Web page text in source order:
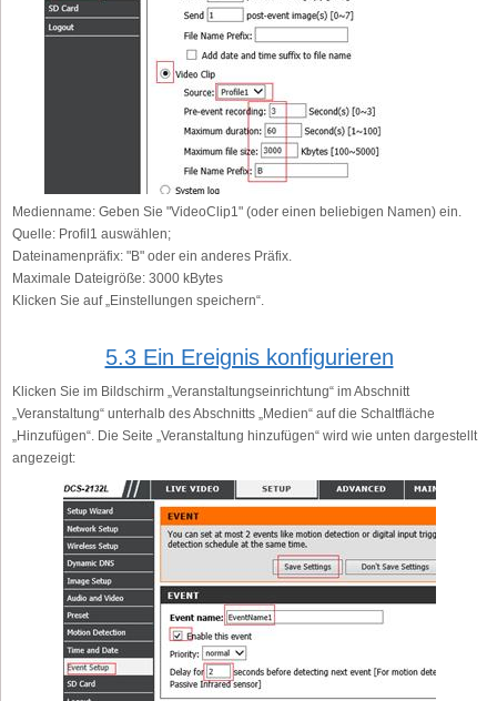
Medienname: Geben Sie "VideoClip1" (oder einen beliebigen Namen) ein.
Quelle: Profil1 auswählen;
Dateinamenpräfix: "B" oder ein anderes Präfix.
Maximale Dateigröße: 3000 kBytes
Klicken Sie auf „Einstellungen speichern“.
5.3 Ein Ereignis konfigurieren
Klicken Sie im Bildschirm „Veranstaltungseinrichtung“ im Abschnitt
„Veranstaltung“ unterhalb des Abschnitts „Medien“ auf die Schaltfläche
„Hinzufügen“. Die Seite „Veranstaltung hinzufügen“ wird wie unten dargestellt
angezeigt: